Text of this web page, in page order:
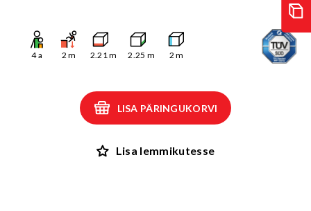
4a 2 m 2.21m 2.25 m 2 m
LISA PÄRINGUKORVI
Lisa lemmikutesse